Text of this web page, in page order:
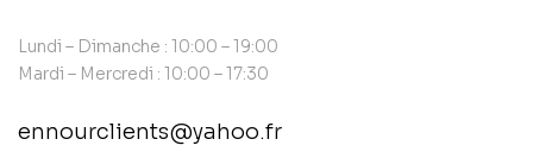
Lundi – Dimanche : 10:00 – 19:00
Mardi – Mercredi : 10:00 – 17:30
ennourclients@yahoo.fr